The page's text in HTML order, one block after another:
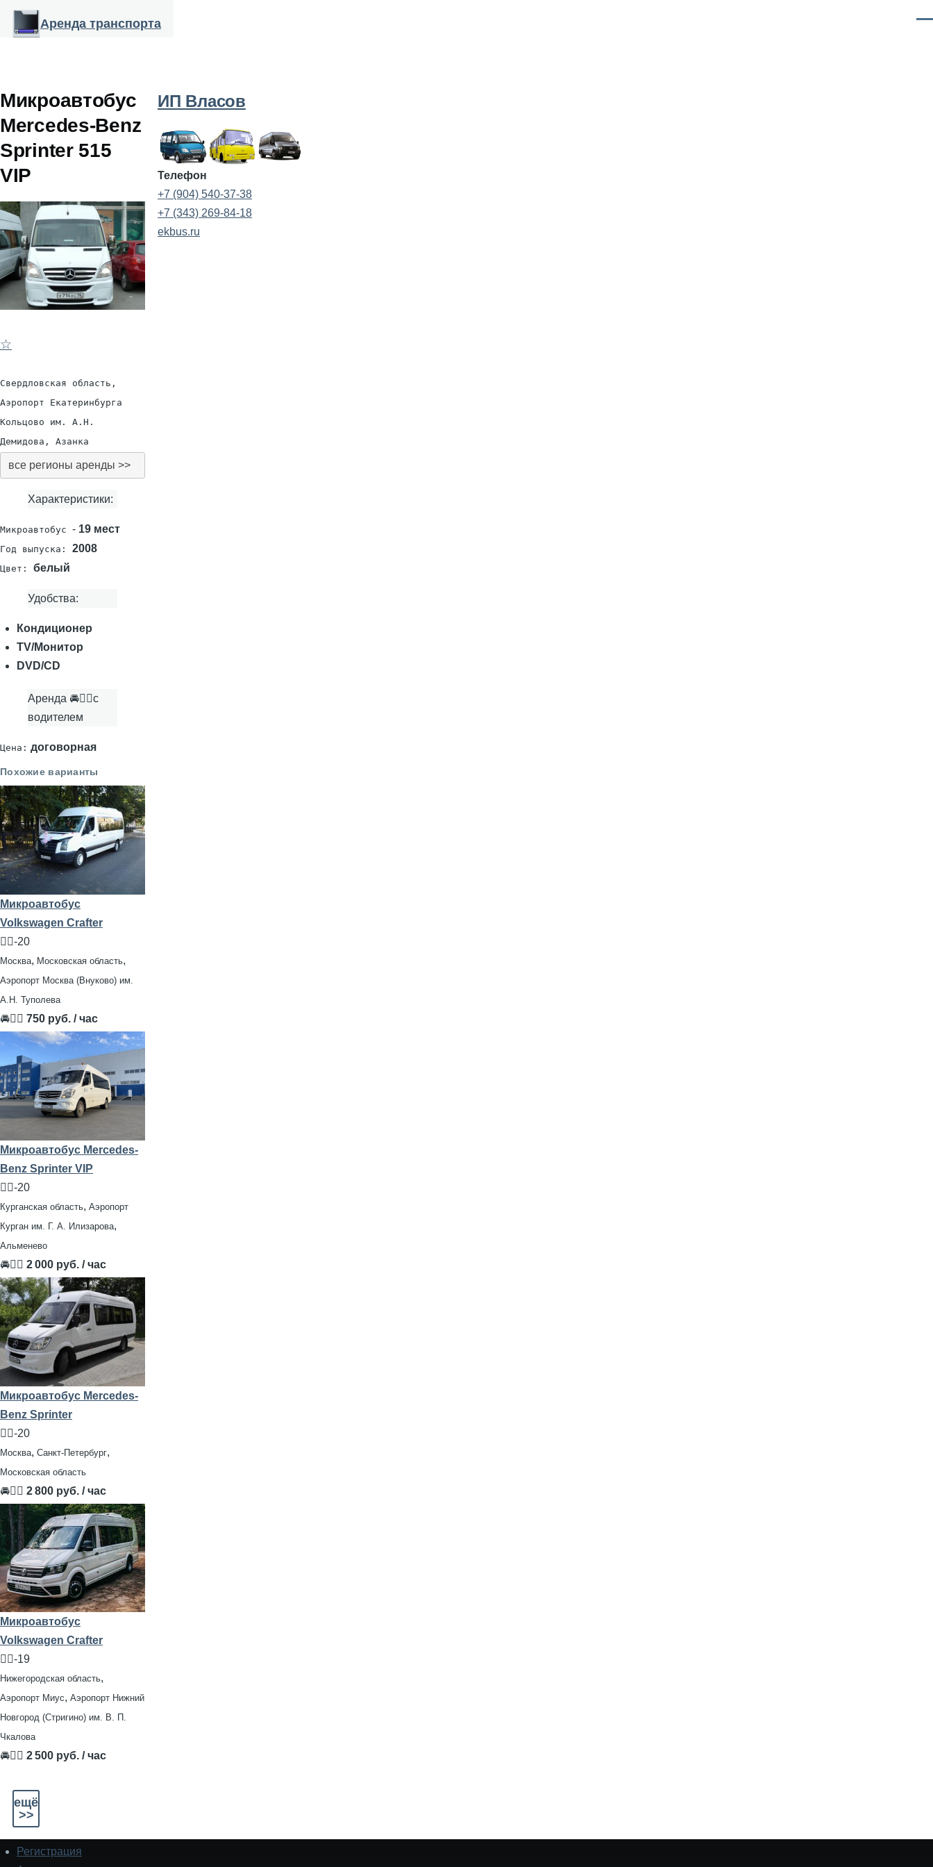
Перейти к основному содержанию
Аренда транспорта
Микроавтобус
Mercedes-Benz
Sprinter 515
VIP
☆
Свердловская область,
Аэропорт Екатеринбурга
Кольцово им. А.Н.
Демидова, Азанка
все регионы аренды >>
Характеристики:
Микроавтобус - 19 мест
Год выпуска: 2008
Цвет: белый
Удобства:
Кондиционер
TV/Монитор
DVD/CD
Аренда 🚘👨‍✈с
водителем
Цена: договорная
Похожие варианты
Микроавтобус
Volkswagen Crafter
🧍‍♂️-20
Москва, Московская область,
Аэропорт Москва (Внуково) им.
А.Н. Туполева
🚘👨‍✈ 750 руб. / час
Микроавтобус Mercedes-
Benz Sprinter VIP
🧍‍♂️-20
Курганская область, Аэропорт
Курган им. Г. А. Илизарова,
Альменево
🚘👨‍✈ 2 000 руб. / час
Микроавтобус Mercedes-
Benz Sprinter
🧍‍♂️-20
Москва, Санкт-Петербург,
Московская область
🚘👨‍✈ 2 800 руб. / час
Микроавтобус
Volkswagen Crafter
🧍‍♂️-19
Нижегородская область,
Аэропорт Миус, Аэропорт Нижний
Новгород (Стригино) им. В. П.
Чкалова
🚘👨‍✈ 2 500 руб. / час
ещё
>>
ИП Власов
Телефон
+7 (904) 540-37-38
+7 (343) 269-84-18
ekbus.ru
Подвал
Регистрация